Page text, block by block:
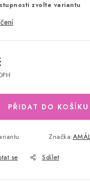
zvolte variantu
PŘIDAT DO KOŠÍKU
Značka:
se Sdílet